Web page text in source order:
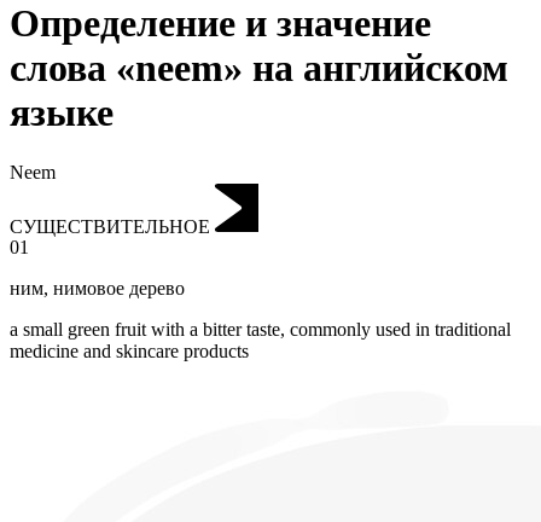
Определение и значение
слова «neem» на английском
языке
Neem
СУЩЕСТВИТЕЛЬНОЕ
01
ним, нимовое дерево
a small green fruit with a bitter taste, commonly used in traditional
medicine and skincare products